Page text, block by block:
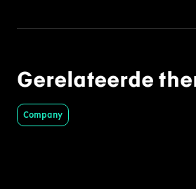
Gerelateerde
Company